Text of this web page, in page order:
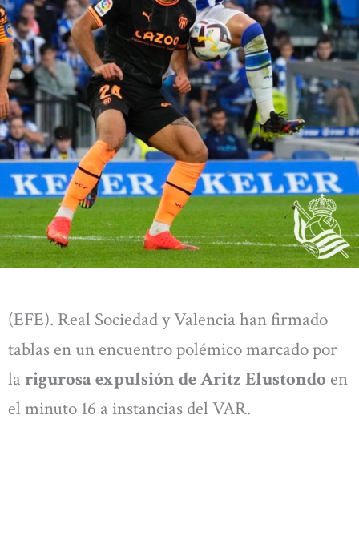
(EFE). Real Sociedad y Valencia han firmado
tablas en un encuentro polémico marcado por
la rigurosa expulsión de Aritz Elustondo en
el minuto 16 a instancias del VAR.